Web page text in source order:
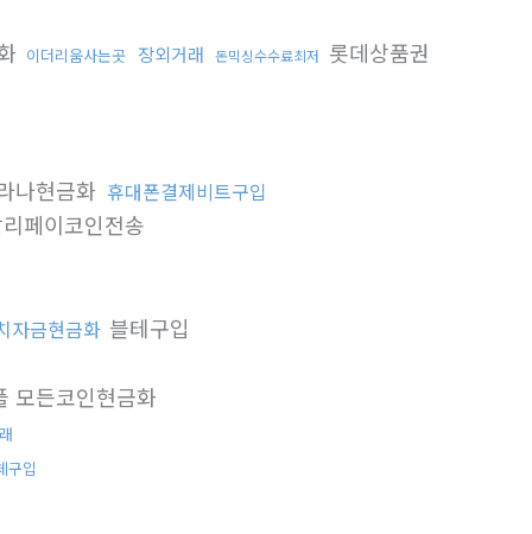
이더리움사는곳 장외거래 돈믹싱수수료최저 롯데상품권
나현금화 휴대폰결제비트구입
페이코인전송
자금현금화 블테구입
모든코인현금화
구입